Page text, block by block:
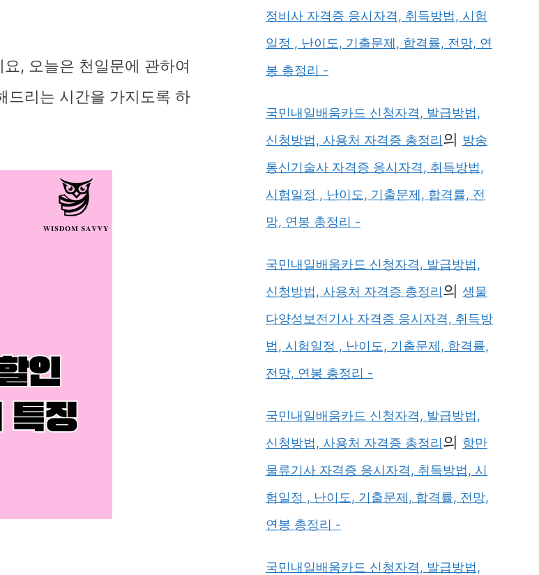
, 오늘은 천일문에 관하여
드리는 시간을 가지도록 하
정비사 자격증 응시자격, 취득방법, 시험
일정 , 난이도, 기출문제, 합격률, 전망, 연
봉 총정리 -
국민내일배움카드 신청자격, 발급방법,
신청방법, 사용처 자격증 총정리의 방송
통신기술사 자격증 응시자격, 취득방법,
시험일정 , 난이도, 기출문제, 합격률, 전
망, 연봉 총정리 -
국민내일배움카드 신청자격, 발급방법,
신청방법, 사용처 자격증 총정리의 생물
다양성보전기사 자격증 응시자격, 취득방
법, 시험일정 , 난이도, 기출문제, 합격률,
전망, 연봉 총정리 -
국민내일배움카드 신청자격, 발급방법,
신청방법, 사용처 자격증 총정리의 항만
물류기사 자격증 응시자격, 취득방법, 시
험일정 , 난이도, 기출문제, 합격률, 전망,
연봉 총정리 -
국민내일배움카드 신청자격, 발급방법,